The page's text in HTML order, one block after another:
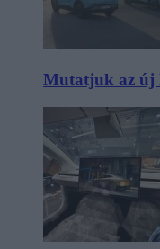
Mutatjuk az új